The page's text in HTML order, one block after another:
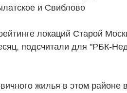
и Свиблово
локаций Старой
подсчитали для "РБК-
жилья в этом районе